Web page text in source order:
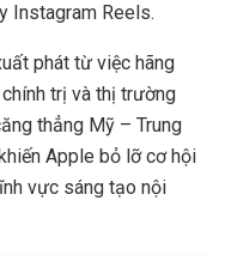
Instagram Reels.
phát từ việc hãng
trị và thị trường
thẳng Mỹ – Trung
Apple bỏ lỡ cơ hội
vực sáng tạo nội